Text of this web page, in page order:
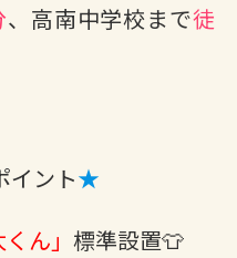
、高南中学校まで徒
イント★
くん」 標準設置👕